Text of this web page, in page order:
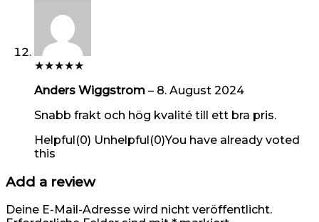
★★★★★
Anders Wiggstrom – 8. August 2024
Snabb frakt och hög kvalité till ett bra pris.
Helpful(0) Unhelpful(0)You have already voted
this
Add a review
Deine E-Mail-Adresse wird nicht veröffentlicht.